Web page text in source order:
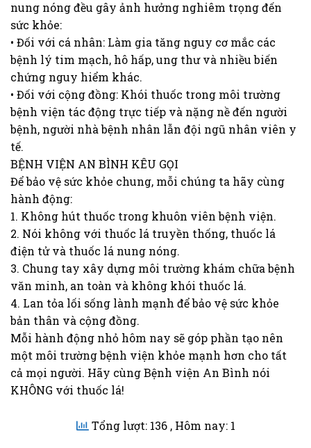
nung nóng đều gây ảnh hưởng nghiêm trọng đến
sức khỏe:
• Đối với cá nhân: Làm gia tăng nguy cơ mắc các
bệnh lý tim mạch, hô hấp, ung thư và nhiều biến
chứng nguy hiểm khác.
• Đối với cộng đồng: Khói thuốc trong môi trường
bệnh viện tác động trực tiếp và nặng nề đến người
bệnh, người nhà bệnh nhân lẫn đội ngũ nhân viên y
tế.
BỆNH VIỆN AN BÌNH KÊU GỌI
Để bảo vệ sức khỏe chung, mỗi chúng ta hãy cùng
hành động:
1. Không hút thuốc trong khuôn viên bệnh viện.
2. Nói không với thuốc lá truyền thống, thuốc lá
điện tử và thuốc lá nung nóng.
3. Chung tay xây dựng môi trường khám chữa bệnh
văn minh, an toàn và không khói thuốc lá.
4. Lan tỏa lối sống lành mạnh để bảo vệ sức khỏe
bản thân và cộng đồng.
Mỗi hành động nhỏ hôm nay sẽ góp phần tạo nên
một môi trường bệnh viện khỏe mạnh hơn cho tất
cả mọi người. Hãy cùng Bệnh viện An Bình nói
KHÔNG với thuốc lá!
Tổng lượt: 136 , Hôm nay: 1